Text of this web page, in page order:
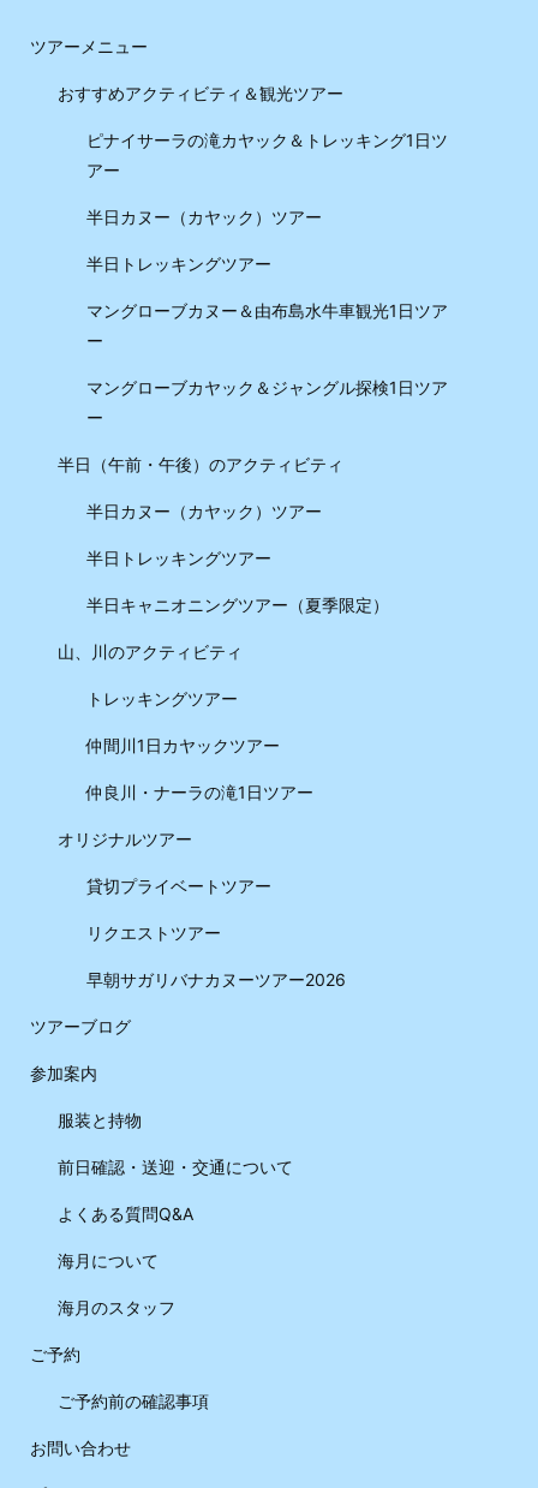
ツアーメニュー
おすすめアクティビティ＆観光ツアー
ピナイサーラの滝カヤック＆トレッキング1日ツ
アー
半日カヌー（カヤック）ツアー
半日トレッキングツアー
マングローブカヌー＆由布島水牛車観光1日ツア
ー
マングローブカヤック＆ジャングル探検1日ツア
ー
半日（午前・午後）のアクティビティ
半日カヌー（カヤック）ツアー
半日トレッキングツアー
半日キャニオニングツアー（夏季限定）
山、川のアクティビティ
トレッキングツアー
仲間川1日カヤックツアー
仲良川・ナーラの滝1日ツアー
オリジナルツアー
貸切プライベートツアー
リクエストツアー
早朝サガリバナカヌーツアー2026
ツアーブログ
参加案内
服装と持物
前日確認・送迎・交通について
よくある質問Q&A
海月について
海月のスタッフ
ご予約
ご予約前の確認事項
お問い合わせ